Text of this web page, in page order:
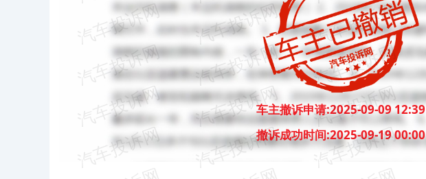
车主撤诉申请:2025-09-09 12:39
撤诉成功时间:2025-09-19 00:00